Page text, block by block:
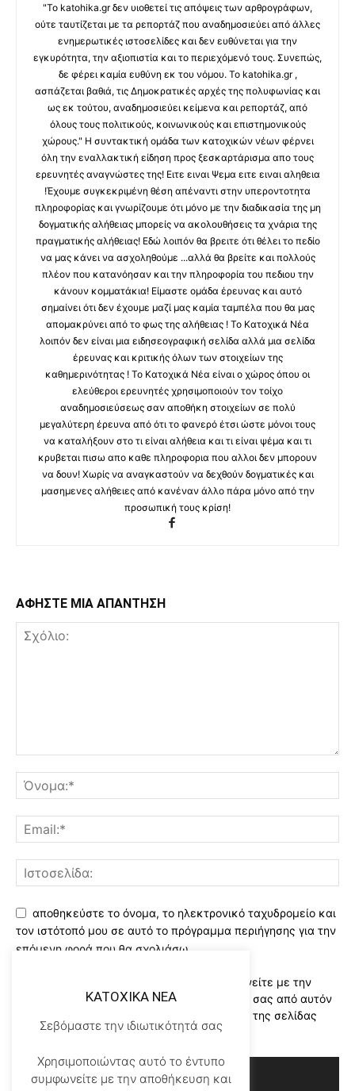
"Το katohika.gr δεν υιοθετεί τις απόψεις των αρθρογράφων,
ούτε ταυτίζεται με τα ρεπορτάζ που αναδημοσιεύει από άλλες
ενημερωτικές ιστοσελίδες και δεν ευθύνεται για την
εγκυρότητα, την αξιοπιστία και το περιεχόμενό τους. Συνεπώς,
δε φέρει καμία ευθύνη εκ του νόμου. Το katohika.gr ,
ασπάζεται βαθιά, τις Δημοκρατικές αρχές της πολυφωνίας και
ως εκ τούτου, αναδημοσιεύει κείμενα και ρεπορτάζ, από
όλους τους πολιτικούς, κοινωνικούς και επιστημονικούς
χώρους." Η συντακτική ομάδα των κατοχικών νέων φέρνει
όλη την εναλλακτική είδηση προς ξεσκαρτάρισμα απο τους
ερευνητές αναγνώστες της! Ειτε ειναι Ψεμα ειτε ειναι αληθεια
!Έχουμε συγκεκριμένη θέση απέναντι στην υπεροντοτητα
πληροφορίας και γνωρίζουμε ότι μόνο με την διαδικασία της μη
δογματικής αλήθειας μπορείς να ακολουθήσεις τα χνάρια της
πραγματικής αλήθειας! Εδώ λοιπόν θα βρειτε ότι θέλει το πεδίο
να μας κάνει να ασχοληθούμε ...αλλά θα βρείτε και πολλούς
πλέον που κατανόησαν και την πληροφορία του πεδιου την
κάνουν κομματάκια! Είμαστε ομάδα έρευνας και αυτό
σημαίνει ότι δεν έχουμε μαζί μας καμία ταμπέλα που θα μας
απομακρύνει από το φως της αλήθειας ! Το Κατοχικά Νέα
λοιπόν δεν είναι μια ειδησεογραφική σελίδα αλλά μια σελίδα
έρευνας και κριτικής όλων των στοιχείων της
καθημερινότητας ! Το Κατοχικά Νέα είναι ο χώρος όπου οι
ελεύθεροι ερευνητές χρησιμοποιούν τον τοίχο
αναδημοσιεύσεως σαν αποθήκη στοιχείων σε πολύ
μεγαλύτερη έρευνα από ότι το φανερό έτσι ώστε μόνοι τους
να καταλήξουν στο τι είναι αλήθεια και τι είναι ψέμα και τι
κρυβεται πισω απο καθε πληροφορια που αλλοι δεν μπορουν
να δουν! Χωρίς να αναγκαστούν να δεχθούν δογματικές και
μασημενες αλήθειες από κανέναν άλλο πάρα μόνο από την
προσωπική τους κρίση!
ΑΦΗΣΤΕ ΜΙΑ ΑΠΑΝΤΗΣΗ
αποθηκεύστε το όνομα, το ηλεκτρονικό ταχυδρομείο και
τον ιστότοπό μου σε αυτό το πρόγραμμα περιήγησης για την
επόμενη φορά που θα σχολιάσω.
Χρησιμοποιώντας αυτό το έντυπο συμφωνείτε με την
αποθήκευση και χειρισμό των δεδομένων σας από αυτόν
τον ιστότοπο..Διαβάστε του ορους χρήσης της σελίδας
μας*
KATOXIKA NEA
Σεβόμαστε την ιδιωτικότητά σας
Χρησιμοποιώντας αυτό το έντυπο
συμφωνείτε με την αποθήκευση και